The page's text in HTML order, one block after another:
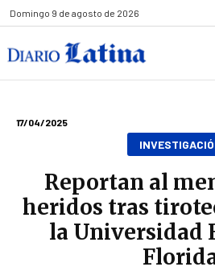
Domingo 9 de agosto de 2026
17/04/2025
Reportan al
heridos tras
la Universidad